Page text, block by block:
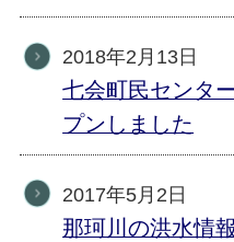
2018年2月13日
七会町民センタ
プンしました
2017年5月2日
那珂川の洪水情